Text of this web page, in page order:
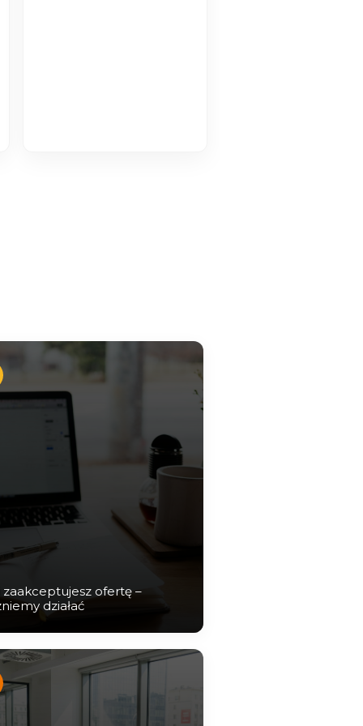
pracy
korelacji & współczynnik Pearson'a VOD
zaakceptujesz ofertę –
działać